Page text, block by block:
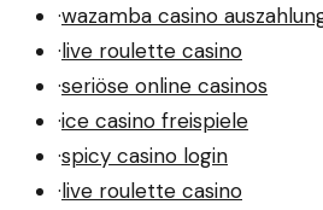
·wazamba casino
·live roulette casino
·seriöse online casinos
·ice casino freispiele
·spicy casino login
·live roulette casino